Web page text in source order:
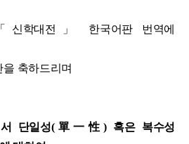
신학대전」 한국어판 번역에
을 축하드리며
서 단일성(單一性) 혹은 복수성